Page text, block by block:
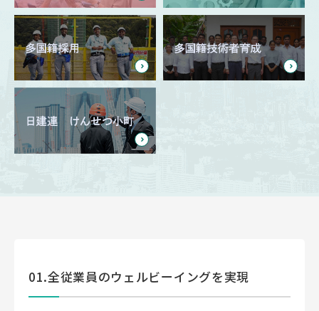
01.全従業員のウェルビーイングを実現